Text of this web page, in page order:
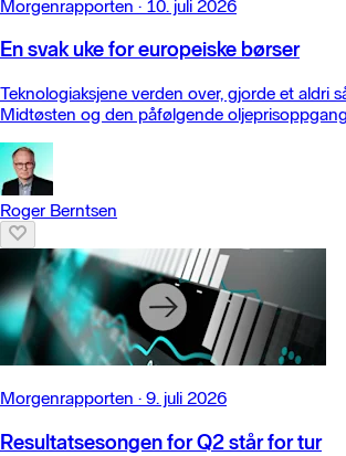
Morgenrapporten · 10. juli 2026
En svak uke for europeiske børser
Teknologiaksjene verden over, gjorde et
Midtøsten og den påfølgende
Roger Berntsen
Morgenrapporten · 9. juli 2026
Resultatsesongen for Q2 står for tur